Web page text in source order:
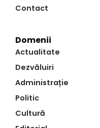
Contact
Domenii
Actualitate
Dezvăluiri
Administrație
Politic
Cultură